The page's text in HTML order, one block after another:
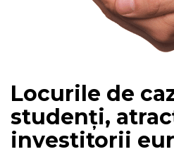
Locurile de
studenți,
investitorii